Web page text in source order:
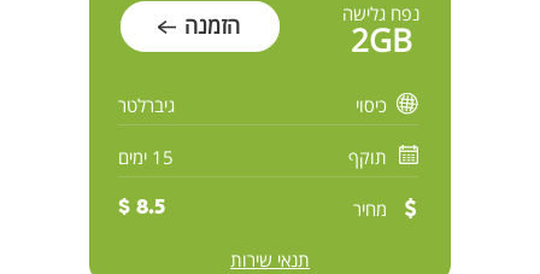
נפח גלישה
2GB הזמנה
כיסוי גיברלטר
תוקף 15 ימים
מחיר 8.5 $
תנאי שירות